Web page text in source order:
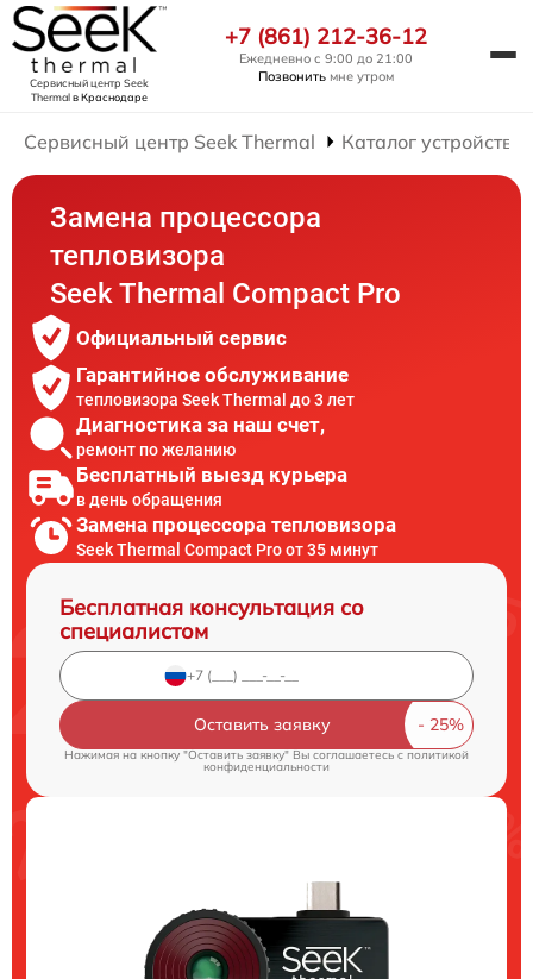
Сервисный центр Seek
Thermalв Краснодаре
+7 (861) 212-36-12
Ежедневно с 9:00 до 21:00
Позвонить мне утром
Сервисный центр Seek Thermal Каталог устройств
Замена процессора
тепловизора
Seek Thermal Compact Pro
Официальный сервис
Гарантийное обслуживание
тепловизора Seek Thermal до 3 лет
Диагностика за наш счет,
ремонт по желанию
Бесплатный выезд курьера
в день обращения
Замена процессора тепловизора
Seek Thermal Compact Pro от 35 минут
Бесплатная консультация со
специалистом
Оставить заявку
Нажимая на кнопку "Оставить заявку" Вы соглашаетесь cполитикой
конфиденциальности